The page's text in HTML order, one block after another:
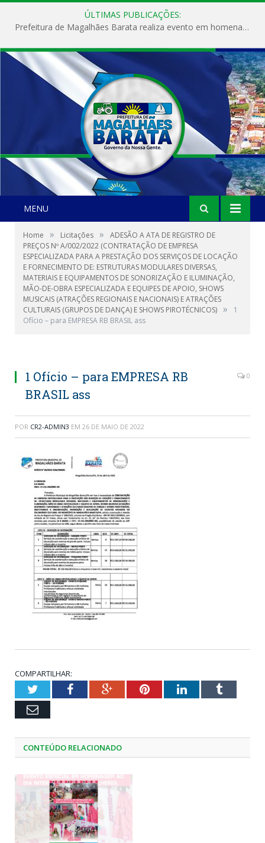
ÚLTIMAS PUBLICAÇÕES:
Prefeitura de Magalhães Barata realiza evento em homenagem ao Dia Internacional da Mulher
MENU
Home » Licitações »
ADESÃO A ATA DE REGISTRO DE
PREÇOS Nº A/002/2022 (CONTRATAÇÃO DE EMPRESA
ESPECIALIZADA PARA A PRESTAÇÃO DOS SERVIÇOS DE LOCAÇÃO
E FORNECIMENTO DE: ESTRUTURAS MODULARES DIVERSAS,
MATERIAIS E EQUIPAMENTOS DE SONORIZAÇÃO E ILUMINAÇÃO,
MÃO-DE-OBRA ESPECIALIZADA E EQUIPES DE APOIO, SHOWS
MUSICAIS (ATRAÇÕES REGIONAIS E NACIONAIS) E ATRAÇÕES
CULTURAIS (GRUPOS DE DANÇA) E SHOWS PIROTÉCNICOS) »
1
Ofício – para EMPRESA RB BRASIL ass
1 Ofício – para EMPRESA RB
BRASIL ass
0
POR CR2-ADMIN3 EM 26 DE MAIO DE 2022
COMPARTILHAR:
TwitterFacebookGoogle+PinterestLinkedInTumblr
Email
CONTEÚDO RELACIONADO